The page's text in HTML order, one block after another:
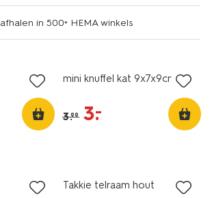
afhalen in 500+ HEMA winkels
mini knuffel kat 9x7x9cm
3.99 3.
–
Takkie telraam hout